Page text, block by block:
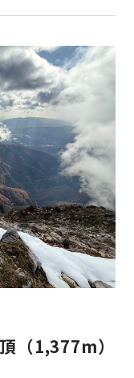
活動
の開発
開発
イッチの
仮囲い
（1,377m）